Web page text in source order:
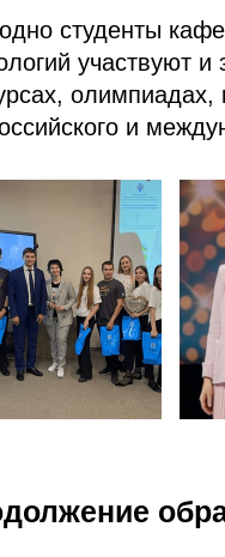
студенты
участвуют
олимпиадах,
и